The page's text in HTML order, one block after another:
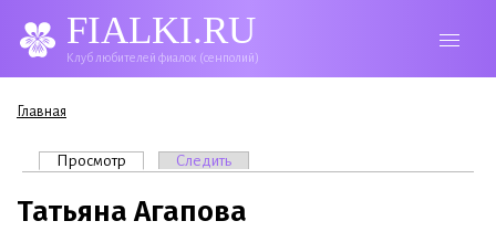
FIALKI.RU
Клуб любителей фиалок (сенполий)
Вы здесь
Главная
Главные вкладки
Просмотр (активная вкладка)
Следить
Татьяна Агапова